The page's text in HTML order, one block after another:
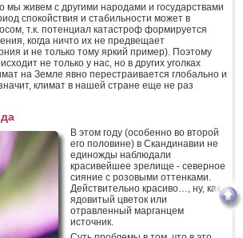
мы живем с другими народами и государствами
спокойствия и стабильности может в
т.к. потенциал катастроф формируется
когда ничто их не предвещает
и не только тому яркий пример). Поэтому
не только у нас, но в других уголках
на Земле явно перестраивается глобально и
климат в нашей стране еще не раз
В этом году (особенно во второй
его половине) в Скандинавии не
единожды наблюдали
красивейшее зрелище - северное
сияние с розовыми оттенками.
Действительно красиво…, ну, как
ядовитый цветок или
отравленный марганцем
источник.